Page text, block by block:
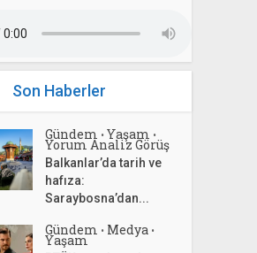
Son Haberler
Gündem • Yaşam •
Yorum Analiz Görüş
Balkanlar’da tarih ve
hafıza:
Saraybosna’dan...
Gündem • Medya •
Yaşam